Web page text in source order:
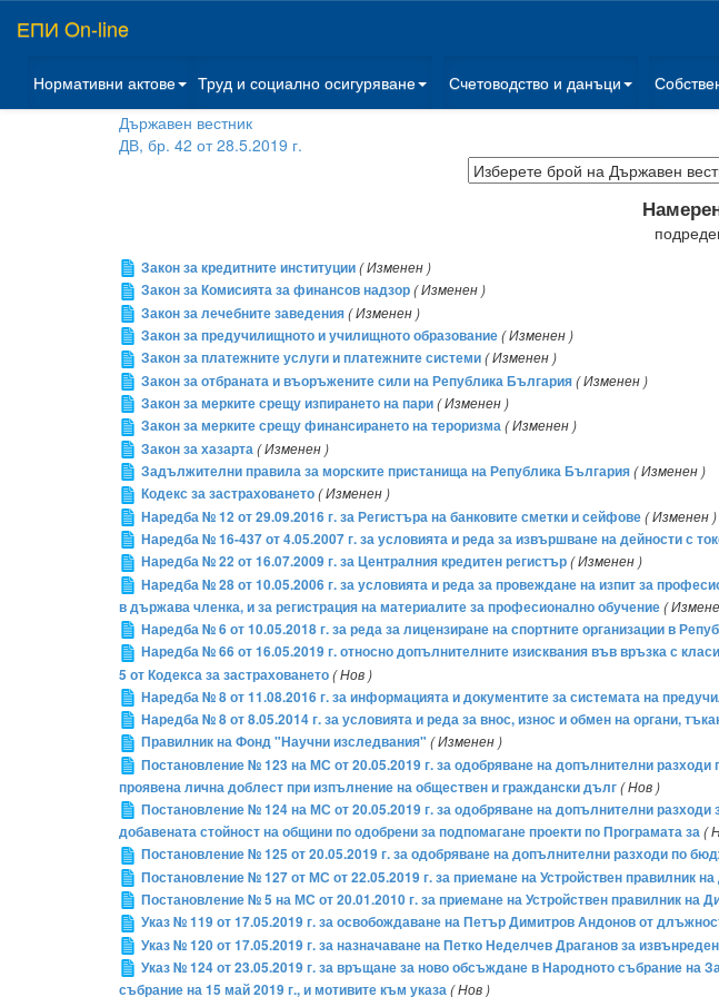
ЕПИ On-line
Нормативни актове Труд и социално осигуряване Счетоводство и данъци
Държавен вестник
ДВ, бр. 42 от 28.5.2019 г.
Закон за кредитните институции( Изменен )
Закон за Комисията за финансов надзор( Изменен )
Закон за лечебните заведения( Изменен )
Закон за предучилищното и училищното образование( Изменен )
Закон за платежните услуги и платежните системи( Изменен )
Закон за отбраната и въоръжените сили на Република България( Изменен )
Закон за мерките срещу изпирането на пари( Изменен )
Закон за мерките срещу финансирането на тероризма( Изменен )
Закон за хазарта( Изменен )
Задължителни правила за морските пристанища на Република България( Изменен )
Кодекс за застраховането( Изменен )
Наредба № 12 от 29.09.2016 г. за Регистъра на банковите сметки и сейфове( Изменен )
Наредба № 16-437 от 4.05.2007 г. за условията и реда за извършване на дейности с
Наредба № 22 от 16.07.2009 г. за Централния кредитен регистър( Изменен )
Наредба № 28 от 10.05.2006 г. за условията и реда за провеждане на изпит за
в държава членка, и за регистрация на материалите за професионално обучение(
Наредба № 6 от 10.05.2018 г. за реда за лицензиране на спортните организации в
Наредба № 66 от 16.05.2019 г. относно допълнителните изисквания във връзка с
5 от Кодекса за застраховането( Нов )
Наредба № 8 от 11.08.2016 г. за информацията и документите за системата на
Наредба № 8 от 8.05.2014 г. за условията и реда за внос, износ и обмен на органи,
Правилник на Фонд "Научни изследвания" ( Изменен )
Постановление № 123 на МС от 20.05.2019 г. за одобряване на допълнителни
проявена лична доблест при изпълнение на обществен и граждански дълг( Нов )
Постановление № 124 на МС от 20.05.2019 г. за одобряване на допълнителни
добавената стойност на общини по одобрени за подпомагане проекти по Програмата за(
Постановление № 125 от 20.05.2019 г. за одобряване на допълнителни разходи по
Постановление № 127 от МС от 22.05.2019 г. за приемане на Устройствен правилник
Постановление № 5 на МС от 20.01.2010 г. за приемане на Устройствен правилник на
Указ № 119 от 17.05.2019 г. за освобождаване на Петър Димитров Андонов от
Указ № 120 от 17.05.2019 г. за назначаване на Петко Неделчев Драганов за
Указ № 124 от 23.05.2019 г. за връщане за ново обсъждане в Народното събрание на
събрание на 15 май 2019 г., и мотивите към указа( Нов )